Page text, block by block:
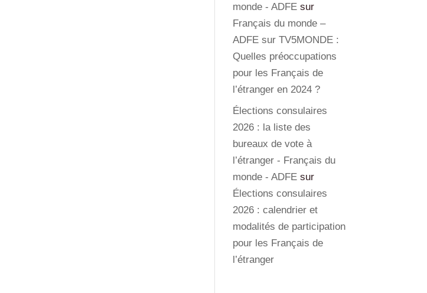
monde - ADFE sur
Français du monde –
ADFE sur TV5MONDE :
Quelles préoccupations
pour les Français de
l’étranger en 2024 ?
Élections consulaires
2026 : la liste des
bureaux de vote à
l’étranger - Français du
monde - ADFE sur
Élections consulaires
2026 : calendrier et
modalités de participation
pour les Français de
l’étranger